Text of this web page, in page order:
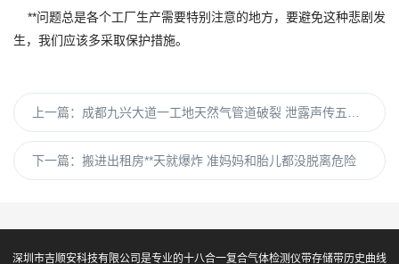
**问题总是各个工厂生产需要特别注意的地方，要避免这种悲剧发
生，我们应该多采取保护措施。
上一篇： 成都九兴大道一工地天然气管道破裂 泄露声传五百米
下一篇： 搬进出租房**天就爆炸 准妈妈和胎儿都没脱离危险
深圳市吉顺安科技有限公司是专业的十八合一复合气体检测仪带存储带历史曲线